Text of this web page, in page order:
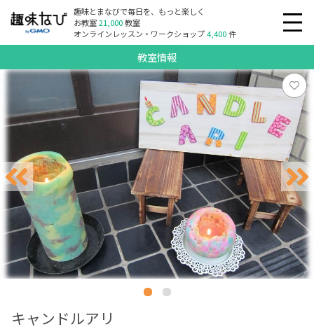
趣味とまなびで毎日を、もっと楽しく
お教室21,000教室
オンラインレッスン・ワークショップ4,400件
教室情報
キャンドルアリ